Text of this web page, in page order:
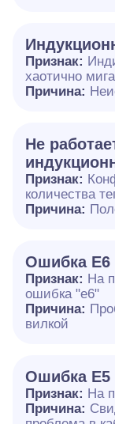
Признак:
хаотично
Причина:
Не
Признак:
количества
Причина:
Ошибка E6
Признак: На
ошибка "e6"
Причина:
вилкой
Ошибка Е5
Признак: На
Причина: